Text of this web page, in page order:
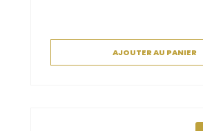
AJOUTER AU PANIER